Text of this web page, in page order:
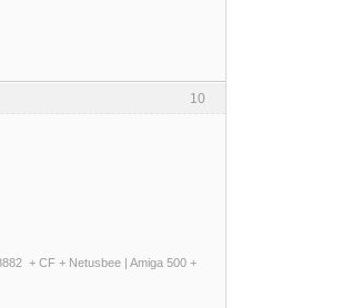
10
+ CF + Netusbee | Amiga 500 +